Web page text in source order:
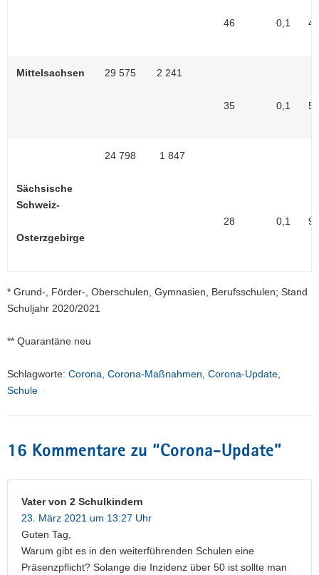
46 0,1 4
Mittelsachsen 29 575 2 241
35 0,1 5
Sächsische
Schweiz-
Osterzgebirge
24 798 1 847
28 0,1 9
* Grund-, Förder-, Oberschulen, Gymnasien, Berufsschulen; Stand
Schuljahr 2020/2021
** Quarantäne neu
Schlagworte: Corona, Corona-Maßnahmen, Corona-Update,
Schule
16 Kommentare zu “Corona-Update”
Vater von 2 Schulkindern
23. März 2021 um 13:27 Uhr
Guten Tag,
Warum gibt es in den weiterführenden Schulen eine
Präsenzpflicht? Solange die Inzidenz über 50 ist sollte man